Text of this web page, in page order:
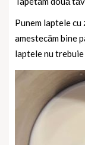
Punem laptele
amestecăm bine
laptele nu